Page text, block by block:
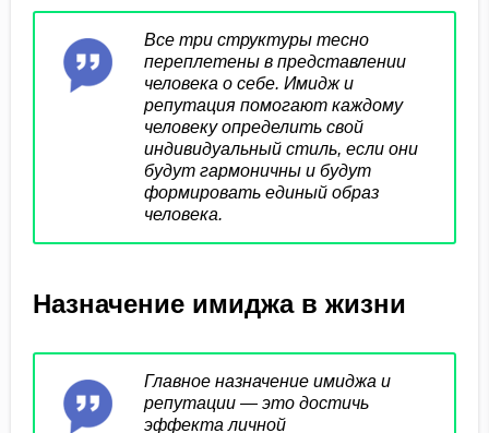
Все три структуры тесно
переплетены в представлении
человека о себе. Имидж и
репутация помогают каждому
человеку определить свой
индивидуальный стиль, если они
будут гармоничны и будут
формировать единый образ
человека.
Назначение имиджа в жизни
Главное назначение имиджа и
репутации — это достичь
эффекта личной